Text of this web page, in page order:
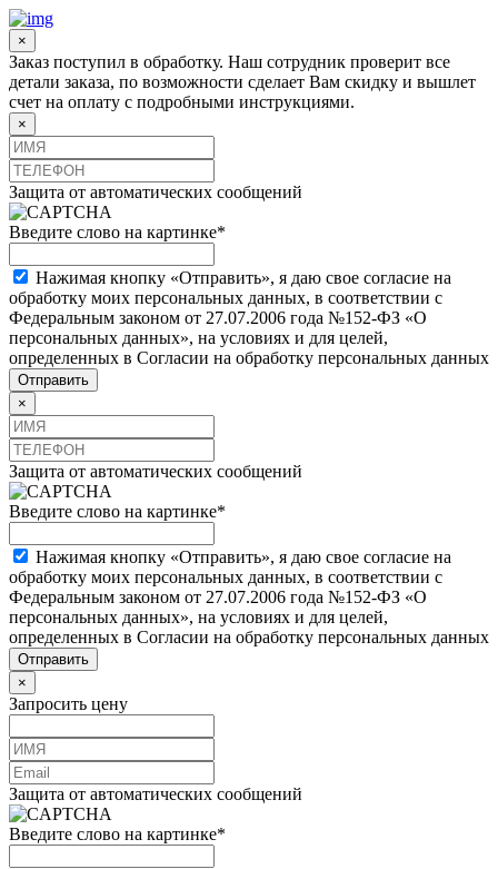
×
Заказ поступил в обработку. Наш сотрудник проверит все
детали заказа, по возможности сделает Вам скидку и вышлет
счет на оплату с подробными инструкциями.
×
Защита от автоматических сообщений
Введите слово на картинке*
Нажимая кнопку «Отправить», я даю свое согласие на
обработку моих персональных данных, в соответствии с
Федеральным законом от 27.07.2006 года №152-ФЗ «О
персональных данных», на условиях и для целей,
определенных в Согласии на обработку персональных данных
×
Защита от автоматических сообщений
Введите слово на картинке*
Нажимая кнопку «Отправить», я даю свое согласие на
обработку моих персональных данных, в соответствии с
Федеральным законом от 27.07.2006 года №152-ФЗ «О
персональных данных», на условиях и для целей,
определенных в Согласии на обработку персональных данных
×
Запросить цену
Защита от автоматических сообщений
Введите слово на картинке*